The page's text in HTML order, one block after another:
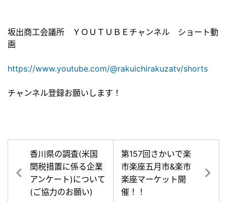
坂出商工会議所 ＹＯＵＴＵＢＥチャンネル ショート動
画
https://www.youtube.com/@rakuichirakuzatv/shorts
チャンネル登録お願いします！
香川県の調査(米国
関税措置に係る企業
アンケート)について
(ご協力のお願い)
第157回さかいで楽
市楽座五月市&楽市
楽座マーケット開
催！！